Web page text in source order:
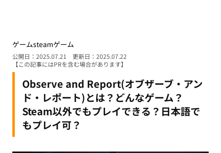
ゲームsteamゲーム
Observe and Report(オブザーブ・アン
ド・レポート)とは？どんなゲーム？
Steam以外でもプレイできる？日本語で
もプレイ可？
公開日：2025.07.21
更新日：2025.07.22
【この記事にはPRを含む場合があります】